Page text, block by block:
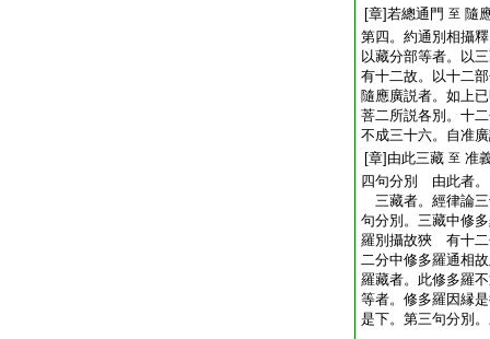
[章]若總通門 至 隨
第四。約通別相攝
以藏分部等者。以
有十二故。以十二
隨應廣説者。如上
菩二所説各別。十
不成三十六。自准
[章]由此三藏 至 准
四句分別 由此者。
三藏者。經律論
句分別。三藏中修
羅別攝故狹 有十二
二分中修多羅通相
羅藏者。此修多羅
等者。修多羅因縁
是下。第三句分別